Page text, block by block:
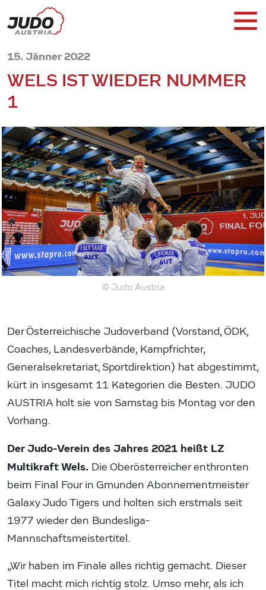
15. Jänner 2022
WELS IST WIEDER NUMMER
1
© Judo Austria
Der Österreichische Judoverband (Vorstand, ÖDK,
Coaches, Landesverbände, Kampfrichter,
Generalsekretariat, Sportdirektion) hat abgestimmt,
kürt in insgesamt 11 Kategorien die Besten. JUDO
AUSTRIA holt sie von Samstag bis Montag vor den
Vorhang.
Der Judo-Verein des Jahres 2021 heißt LZ
Multikraft Wels. Die Oberösterreicher enthronten
beim Final Four in Gmunden Abonnementmeister
Galaxy Judo Tigers und holten sich erstmals seit
1977 wieder den Bundesliga-
Mannschaftsmeistertitel.
„Wir haben im Finale alles richtig gemacht. Dieser
Titel macht mich richtig stolz. Umso mehr, als ich